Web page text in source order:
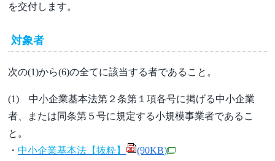
を交付します。
対象者
次の(1)から(6)の全てに該当する者であること。
(1) 中小企業基本法第２条第１項各号に掲げる中小企業
者、または同条第５号に規定する小規模事業者であるこ
と。
・中小企業基本法【抜粋】 (90KB)